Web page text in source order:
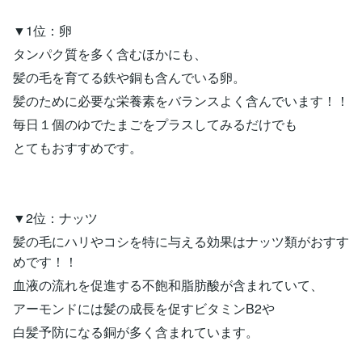
▼1位：卵
タンパク質を多く含むほかにも、
髪の毛を育てる鉄や銅も含んでいる卵。
髪のために必要な栄養素をバランスよく含んでいます！！
毎日１個のゆでたまごをプラスしてみるだけでも
とてもおすすめです。
▼2位：ナッツ
髪の毛にハリやコシを特に与える効果はナッツ類がおすす
めです！！
血液の流れを促進する不飽和脂肪酸が含まれていて、
アーモンドには髪の成長を促すビタミンB2や
白髪予防になる銅が多く含まれています。